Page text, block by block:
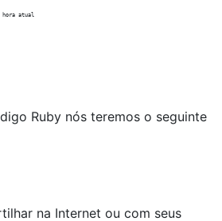
hora atual
Ruby nós teremos o seguinte
na Internet ou com seus